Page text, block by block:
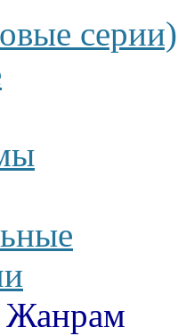
серии)
Жанрам